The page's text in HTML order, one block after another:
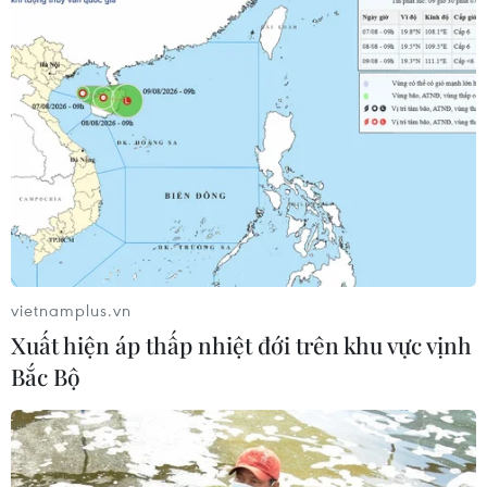
Hội đồng Bảo an đánh giá về mối đe
dọa của IS đối với hòa bình, an ninh
quốc tế
05/08/2026 23:15
Mỹ hoàn trả khoảng 100 tỷ USD thuế
quan sau phán quyết của Tòa án Tối
cao
Tổng Bí thư, Chủ tịch nước tiếp Tư
lệnh Bộ Chỉ huy Thái Bình Dương
Hoa Kỳ
05/08/2026 12:29
vietnamplus.vn
Xuất hiện áp thấp nhiệt đới trên khu vực vịnh
Bắc Bộ